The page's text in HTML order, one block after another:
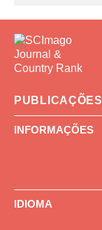
PUBLICAÇÕES
INFORMAÇÕES
IDIOMA